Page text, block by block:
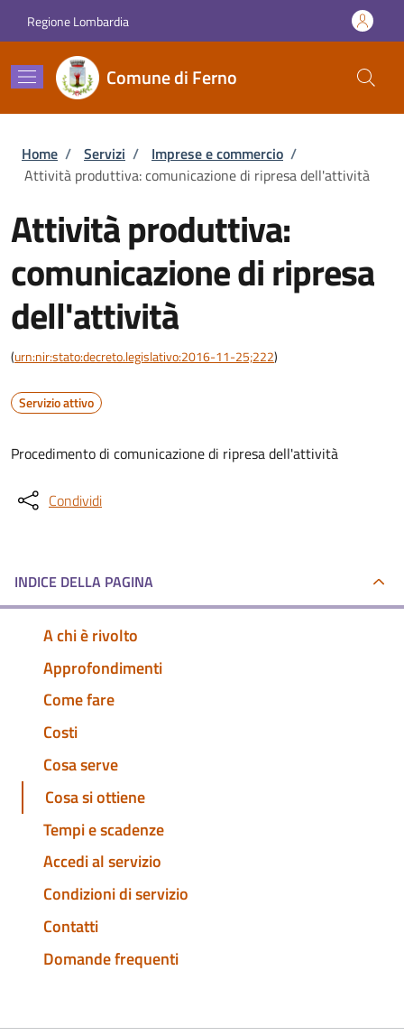
Regione Lombardia
Comune di Ferno
Briciole di pane
Home / Servizi / Imprese e commercio /
Attività produttiva: comunicazione di ripresa dell'attività
Attività produttiva:
comunicazione di ripresa
dell'attività
(urn:nir:stato:decreto.legislativo:2016-11-25;222)
Servizio attivo
Procedimento di comunicazione di ripresa dell'attività
Condividi
INDICE DELLA PAGINA
A chi è rivolto
Approfondimenti
Come fare
Costi
Cosa serve
Cosa si ottiene
Tempi e scadenze
Accedi al servizio
Condizioni di servizio
Contatti
Domande frequenti